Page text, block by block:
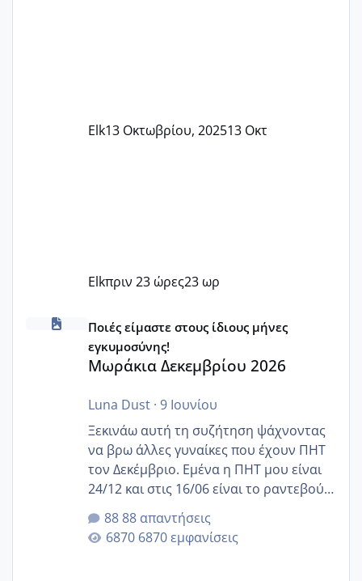
Elk13 Οκτωβρίου, 202513 Οκτ
Elkπριν 23 ώρες23 ωρ
Μωράκια Δεκεμβρίου 2026
Ποιές είμαστε στους ίδιους μήνες
εγκυμοσύνης!
Μωράκια Δεκεμβρίου 2026
Luna Dust· 9 Ιουνίου
Ξεκινάω αυτή τη συζήτηση ψάχνοντας
να βρω άλλες γυναίκες που έχουν ΠΗΤ
τον Δεκέμβριο. Εμένα η ΠΗΤ μου είναι
24/12 και στις 16/06 είναι το ραντεβού
της αυχενικής διαφάνειας. Έχω αρκετό
άγχος και οι μέρες δεν φαίνεται να
περνάνε με τίποτα.
88 απαντήσεις
6870 εμφανίσεις